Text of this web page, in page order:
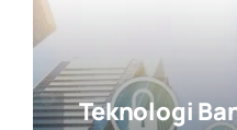
Teknologi